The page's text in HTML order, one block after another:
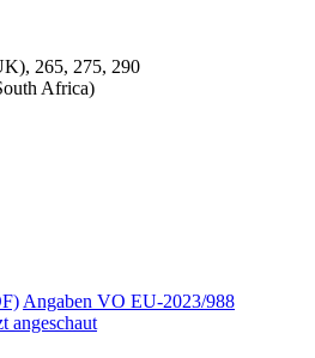
265, 275, 290
South Africa)
Angaben VO EU-2023/988
angeschaut